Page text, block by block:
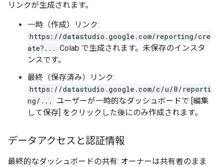
リンクが生成されます。
一時（作成）リンク:
https://datastudio.google.com/reporting/cre
ate?... Colab で生成されます。未保存のインスタ
ンスです。
最終（保存済み）リンク:
https://datastudio.google.com/c/u/0/reporti
ng/...
ユーザーが一時的なダッシュボードで [編集
して保存] をクリックした後にのみ作成されます。
データアクセスと認証情報
最終的なダッシュボードの共有: オーナーは共有者のまま